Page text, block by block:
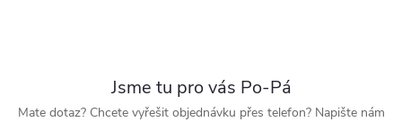
Jsme tu pro vás Po-Pá
Mate dotaz? Chcete vyřešit objednávku přes telefon? Napište nám